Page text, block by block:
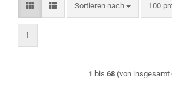
Sortieren nach
Sortieren nach 100
pro
1
1 bis 68 (von insgesamt